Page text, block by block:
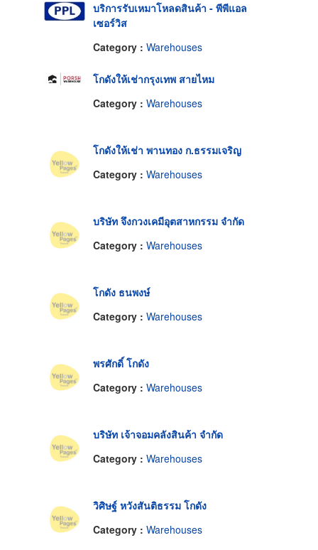
บริการรับเหมาโหลดสินค้า - พีพีแอล
เซอร์วิส
Category : Warehouses
โกดังให้เช่ากรุงเทพ สายไหม
Category : Warehouses
โกดังให้เช่า พานทอง ก.ธรรมเจริญ
Category : Warehouses
บริษัท จึงกวงเคมีอุตสาหกรรม จำกัด
Category : Warehouses
โกดัง ธนพงษ์
Category : Warehouses
พรศักดิ์ โกดัง
Category : Warehouses
บริษัท เจ้าจอมคลังสินค้า จำกัด
Category : Warehouses
วิศิษฐ์ หวังสันติธรรม โกดัง
Category : Warehouses